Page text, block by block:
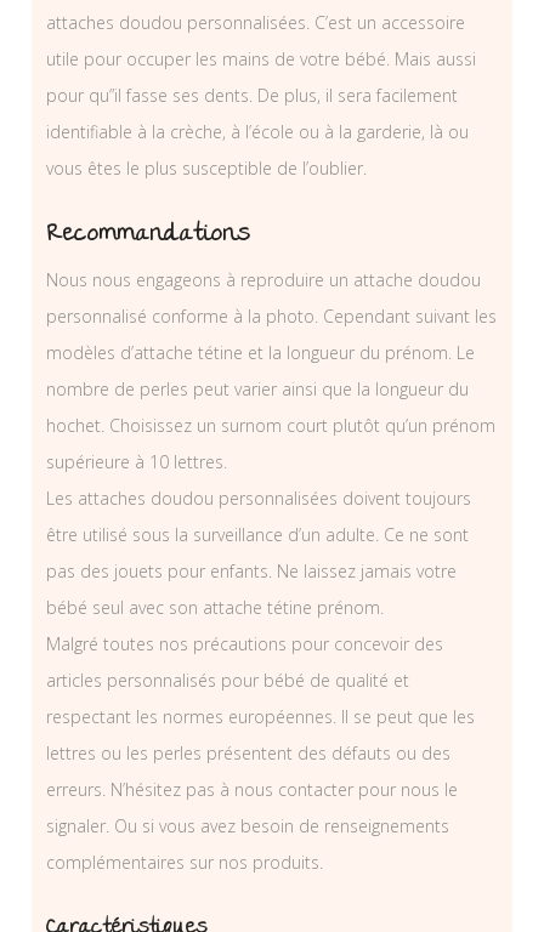
attaches doudou personnalisées. C’est un accessoire
utile pour occuper les mains de votre bébé. Mais aussi
pour qu”il fasse ses dents. De plus, il sera facilement
identifiable à la crèche, à l’école ou à la garderie, là ou
vous êtes le plus susceptible de l’oublier.
Recommandations
Nous nous engageons à reproduire un attache doudou
personnalisé conforme à la photo. Cependant suivant les
modèles d’attache tétine et la longueur du prénom. Le
nombre de perles peut varier ainsi que la longueur du
hochet. Choisissez un surnom court plutôt qu’un prénom
supérieure à 10 lettres.
Les attaches doudou personnalisées doivent toujours
être utilisé sous la surveillance d’un adulte. Ce ne sont
pas des jouets pour enfants. Ne laissez jamais votre
bébé seul avec son attache tétine prénom.
Malgré toutes nos précautions pour concevoir des
articles personnalisés pour bébé de qualité et
respectant les normes européennes. Il se peut que les
lettres ou les perles présentent des défauts ou des
erreurs. N’hésitez pas à nous contacter pour nous le
signaler. Ou si vous avez besoin de renseignements
complémentaires sur nos produits.